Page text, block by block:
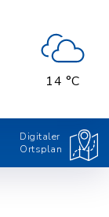
14 °C
Digitaler
Ortsplan